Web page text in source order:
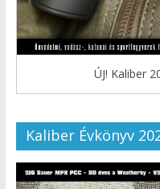
ÚJ! Kaliber
Kaliber Évkönyv